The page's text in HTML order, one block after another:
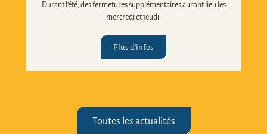
Durant l'été, des fermetures supplémentaires auront lieu les
mercredi et jeudi.
Plus d'infos
Toutes les actualités